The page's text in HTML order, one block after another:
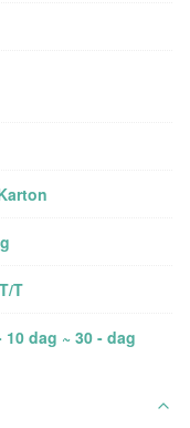
T
10 dag ~ 30 - dag